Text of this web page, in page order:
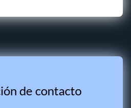
de contacto